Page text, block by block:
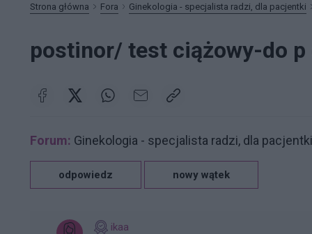
Strona główna Fora Ginekologia - specjalista radzi, dla pacjentki
postinor/ test ciążowy-do p
Forum: Ginekologia - specjalista radzi, dla pacjentki
odpowiedz nowy wątek
ikaa